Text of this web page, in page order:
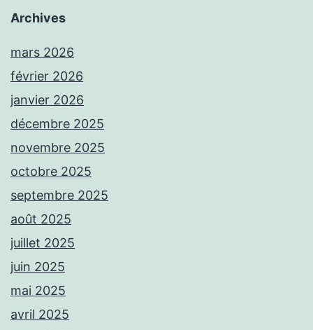
Archives
mars 2026
février 2026
janvier 2026
décembre 2025
novembre 2025
octobre 2025
septembre 2025
août 2025
juillet 2025
juin 2025
mai 2025
avril 2025